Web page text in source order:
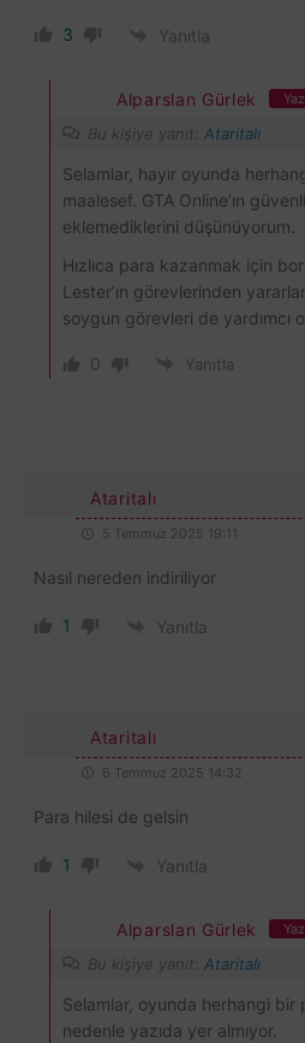
3 Yanıtla
Alparslan Gürlek
Bu kişiye yanıt: Ataritalı
Selamlar, hayır oyunda
maalesef. GTA Online’ın
eklemediklerini düşünüyorum.
Hızlıca para kazanmak için
Lester’ın görevlerinden
soygun görevleri de yardımcı
0 Yanıtla
Ataritalı
5 Temmuz 2025 19:11
Nasıl nereden indiriliyor
1 Yanıtla
Ataritalı
6 Temmuz 2025 14:32
Para hilesi de gelsin
1 Yanıtla
Alparslan Gürlek
Bu kişiye yanıt: Ataritalı
Selamlar, oyunda herhangi bir
nedenle yazıda yer almıyor.